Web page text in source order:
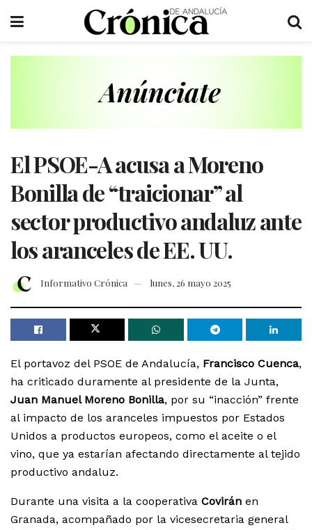
El PSOE-A acusa a Moreno
Bonilla de “traicionar” al
sector productivo andaluz ante
los aranceles de EE. UU.
Informativo Crónica lunes, 26 mayo 2025
El portavoz del PSOE de Andalucía, Francisco Cuenca,
ha criticado duramente al presidente de la Junta,
Juan Manuel Moreno Bonilla, por su “inacción” frente
al impacto de los aranceles impuestos por Estados
Unidos a productos europeos, como el aceite o el
vino, que ya estarían afectando directamente al tejido
productivo andaluz.
Durante una visita a la cooperativa Covirán en
Granada, acompañado por la vicesecretaria general